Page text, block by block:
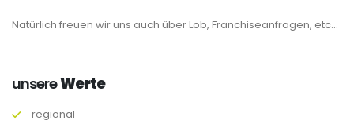
Natürlich freuen wir uns auch über Lob, Franchiseanfragen, etc...
unsereWerte
regional